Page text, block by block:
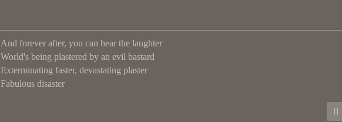
And forever after, you can hear the laughter
World's being plastered by an evil bastard
Exterminating faster, devastating plaster
Fabulous disaster